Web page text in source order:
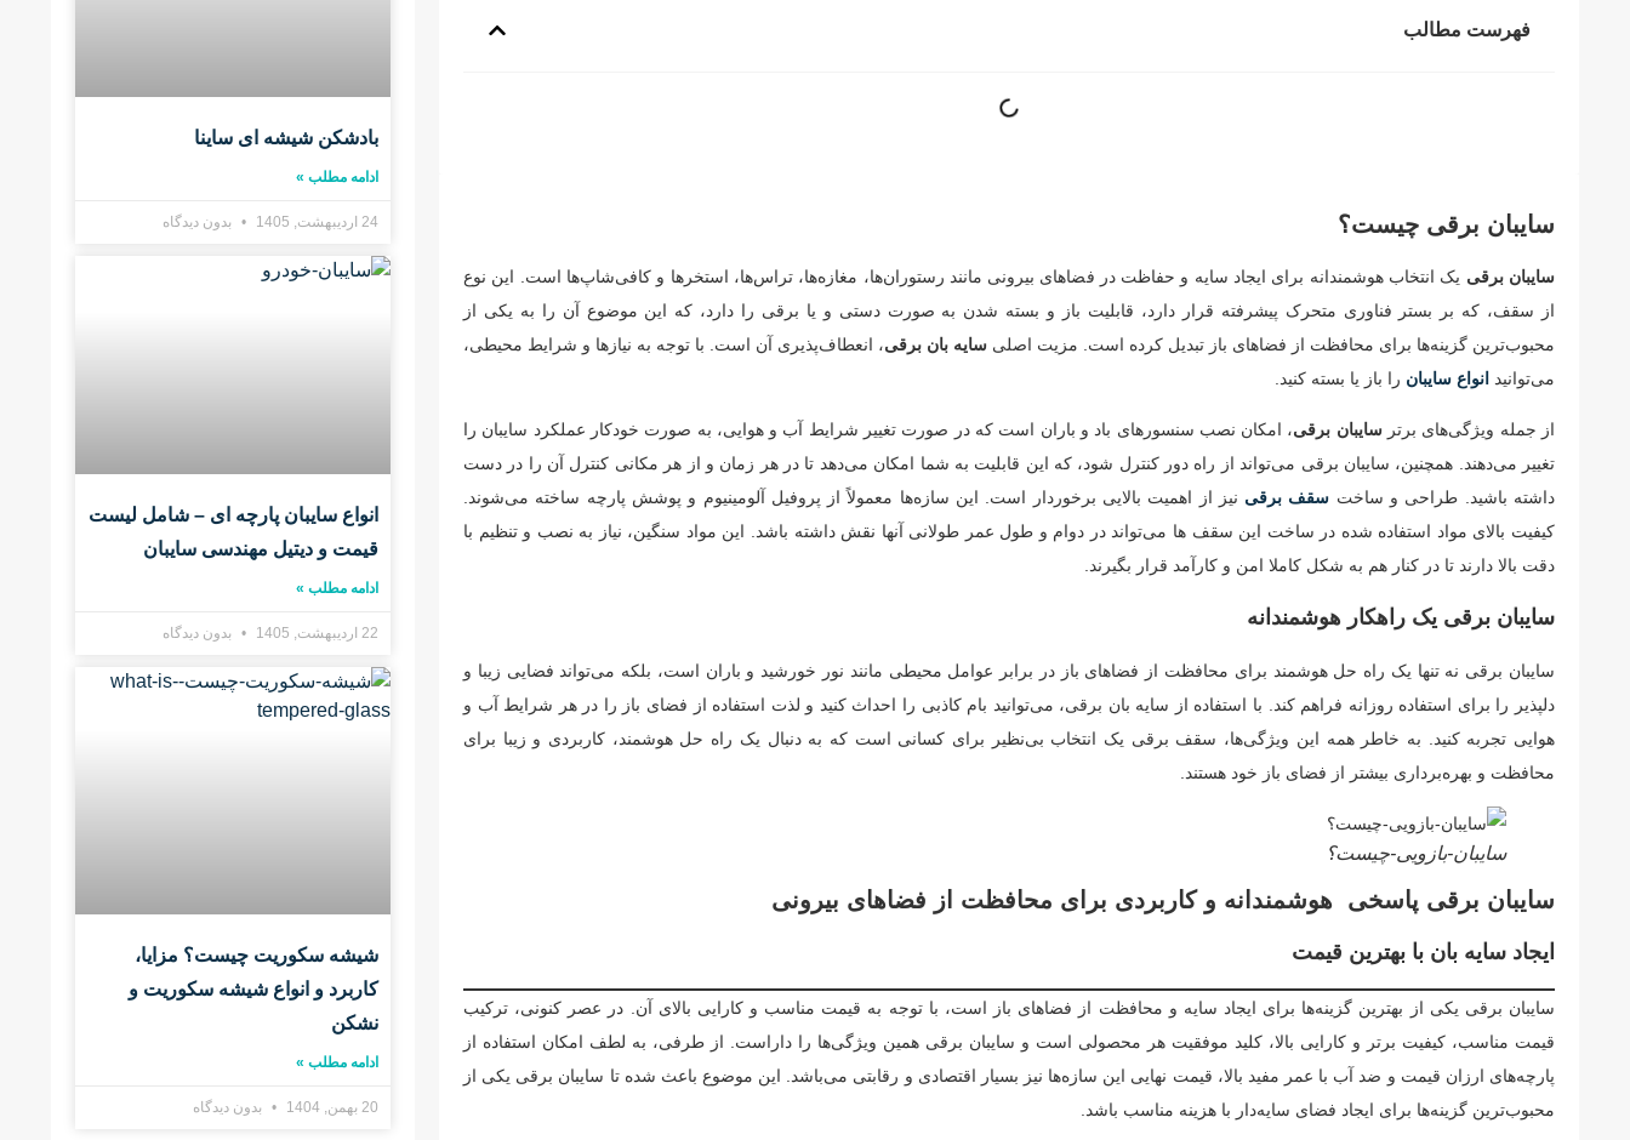
بادشکن شیشه ای ساینا
ادامه مطلب »
24 اردیبهشت, 1405 بدون دیدگاه
انواع سایبان پارچه ای – شامل لیست
قیمت و دیتیل مهندسی سایبان
ادامه مطلب »
22 اردیبهشت, 1405 بدون دیدگاه
شیشه سکوریت چیست؟ مزایا،
کاربرد و انواع شیشه سکوریت و
نشکن
ادامه مطلب »
20 بهمن, 1404 بدون دیدگاه
فهرست مطالب
سایبان برقی چیست؟
سایبان برقی یک انتخاب هوشمندانه برای ایجاد سایه و حفاظت در فضاهای بیرونی مانند رستوران‌ها، مغازه‌ها، تراس‌ها، استخرها و کافی‌شاپ‌ها است. این نوع
از سقف، که بر بستر فناوری متحرک پیشرفته قرار دارد، قابلیت باز و بسته شدن به صورت دستی و یا برقی را دارد، که این موضوع آن را به یکی از
محبوب‌ترین گزینه‌ها برای محافظت از فضاهای باز تبدیل کرده است. مزیت اصلی سایه بان برقی، انعطاف‌پذیری آن است. با توجه به نیازها و شرایط محیطی،
می‌توانید
انواع سایبان را باز یا بسته کنید.
از جمله ویژگی‌های برترسایبان برقی، امکان نصب سنسورهای باد و باران است که در صورت تغییر شرایط آب و هوایی، به صورت خودکار عملکرد سایبان را
تغییر می‌دهند. همچنین، سایبان برقی می‌تواند از راه دور کنترل شود، که این قابلیت به شما امکان می‌دهد تا در هر زمان و از هر مکانی کنترل آن را در دست
داشته باشید. طراحی و ساخت سقف برقی نیز از اهمیت بالایی برخوردار است. این سازه‌ها معمولاً از پروفیل آلومینیوم و پوشش پارچه ساخته می‌شوند.
کیفیت بالای مواد استفاده شده در ساخت این سقف ها می‌تواند در دوام و طول عمر طولانی آنها نقش داشته باشد. این مواد سنگین، نیاز به نصب و تنظیم با
دقت بالا دارند تا در کنار هم به شکل کاملا امن و کارآمد قرار بگیرند.
سایبان برقی یک راهکار هوشمندانه
سایبان برقی نه تنها یک راه حل هوشمند برای محافظت از فضاهای باز در برابر عوامل محیطی مانند نور خورشید و باران است، بلکه می‌تواند فضایی زیبا و
دلپذیر را برای استفاده روزانه فراهم کند. با استفاده از سایه بان برقی، می‌توانید بام کاذبی را احداث کنید و لذت استفاده از فضای باز را در هر شرایط آب و
هوایی تجربه کنید. به خاطر همه این ویژگی‌ها، سقف برقی یک انتخاب بی‌نظیر برای کسانی است که به دنبال یک راه حل هوشمند، کاربردی و زیبا برای
محافظت و بهره‌برداری بیشتر از فضای باز خود هستند.
سایبان-بازویی-چیست؟
سایبان برقی پاسخی هوشمندانه و کاربردی برای محافظت از فضاهای بیرونی
ایجاد سایه بان با بهترین قیمت
سایبان برقی یکی از بهترین گزینه‌ها برای ایجاد سایه و محافظت از فضاهای باز است، با توجه به قیمت مناسب و کارایی بالای آن. در عصر کنونی، ترکیب
قیمت مناسب، کیفیت برتر و کارایی بالا، کلید موفقیت هر محصولی است و سایبان برقی همین ویژگی‌ها را داراست. از طرفی، به لطف امکان استفاده از
پارچه‌های ارزان قیمت و ضد آب با عمر مفید بالا، قیمت نهایی این سازه‌ها نیز بسیار اقتصادی و رقابتی می‌باشد. این موضوع باعث شده تا سایبان برقی یکی از
محبوب‌ترین گزینه‌ها برای ایجاد فضای سایه‌دار با هزینه مناسب باشد.